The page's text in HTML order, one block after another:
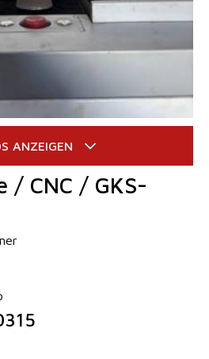
/ CNC / GKS-